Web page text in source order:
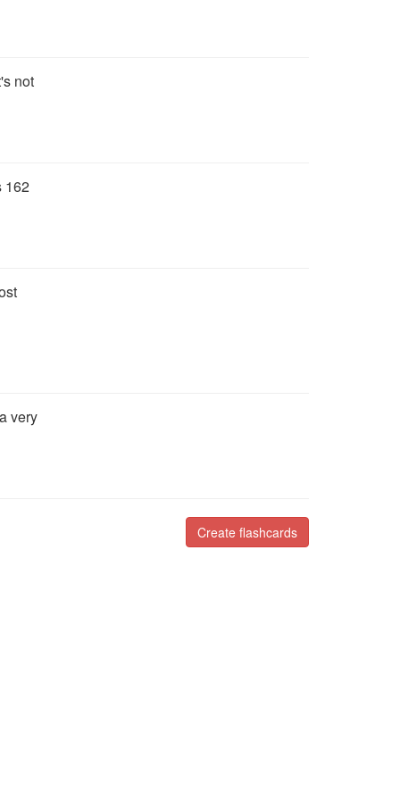
not
162
very
Create flashcards